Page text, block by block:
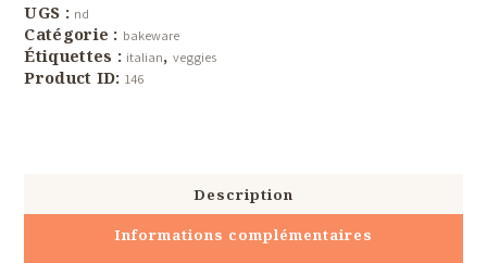
UGS : nd
Catégorie : bakeware
Étiquettes : italian, veggies
Product ID:146
Description
Informations complémentaires